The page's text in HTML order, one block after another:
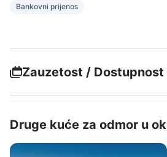
Bankovni prijenos
Zauzetost / Dostupnost
Druge kuće za odmor u